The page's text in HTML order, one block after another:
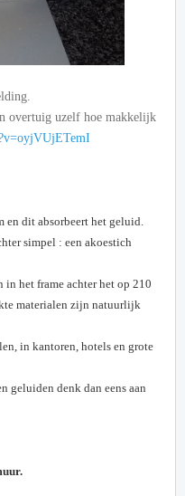
overtuig uzelf hoe makkelijk
en dit absorbeert het geluid.
simpel : een akoestich
in het frame achter het op 210
materialen zijn natuurlijk
in kantoren, hotels en grote
geluiden denk dan eens aan